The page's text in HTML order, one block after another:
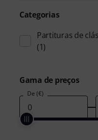
Categorias
Partituras de
(1)
Gama de preços
De (€)